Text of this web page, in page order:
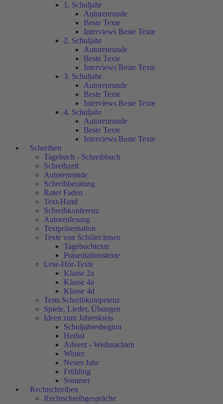
1. Schuljahr
Autorenrunde
Beste Texte
Interviews Beste Texte
2. Schuljahr
Autorenrunde
Beste Texte
Interviews Beste Texte
3. Schuljahr
Autorenrunde
Beste Texte
Interviews Beste Texte
4. Schuljahr
Autorenrunde
Beste Texte
Interviews Beste Texte
Schreiben
Tagebuch - Schreibbuch
Schreibzeit
Autorenrunde
Schreibberatung
Roter Faden
Text-Hand
Schreibkonferenz
Autorenlesung
Textpräsentation
Texte von Schüler:innen
Tagebuchtexte
Präsentationstexte
Lese-Hör-Texte
Klasse 2a
Klasse 4a
Klasse 4d
Tests Schreibkompetenz
Spiele, Lieder, Übungen
Ideen zum Jahreskreis
Schuljahresbeginn
Herbst
Advent - Weihnachten
Winter
Neues Jahr
Frühling
Sommer
Rechtschreiben
Rechtschreibgespräche